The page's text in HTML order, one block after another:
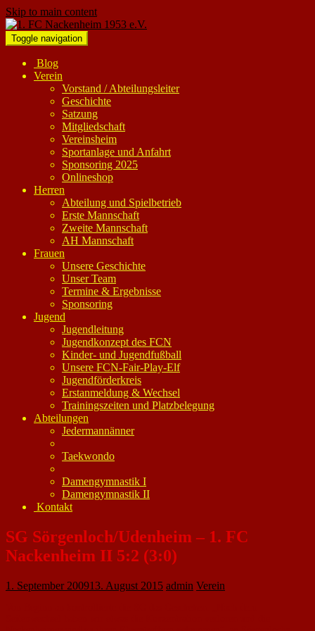
Skip to main content
Toggle navigation
Blog
Verein
Vorstand / Abteilungsleiter
Geschichte
Satzung
Mitgliedschaft
Vereinsheim
Sportanlage und Anfahrt
Sponsoring 2025
Onlineshop
Herren
Abteilung und Spielbetrieb
Erste Mannschaft
Zweite Mannschaft
AH Mannschaft
Frauen
Unsere Geschichte
Unser Team
Termine & Ergebnisse
Sponsoring
Jugend
Jugendleitung
Jugendkonzept des FCN
Kinder- und Jugendfußball
Unsere FCN-Fair-Play-Elf
Jugendförderkreis
Erstanmeldung & Wechsel
Trainingszeiten und Platzbelegung
Abteilungen
Jedermannänner
Taekwondo
Damengymnastik I
Damengymnastik II
Kontakt
SG Sörgenloch/Udenheim – 1. FC
Nackenheim II 5:2 (3:0)
1. September 200913. August 2015 admin Verein